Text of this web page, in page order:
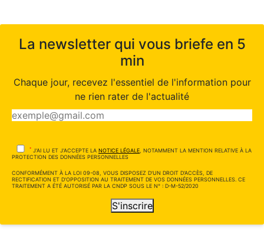
La newsletter qui vous briefe en 5
min
Chaque jour, recevez l'essentiel de l'information pour
ne rien rater de l'actualité
* J'AI LU ET J'ACCEPTE LA NOTICE LÉGALE , NOTAMMENT LA MENTION RELATIVE À LA
PROTECTION DES DONNÉES PERSONNELLES
CONFORMÉMENT À LA LOI 09-08, VOUS DISPOSEZ D'UN DROIT D'ACCÈS, DE
RECTIFICATION ET D'OPPOSITION AU TRAITEMENT DE VOS DONNÉES PERSONNELLES. CE
TRAITEMENT A ÉTÉ AUTORISÉ PAR LA CNDP SOUS LE N° : D-M-52/2020
S'inscrire